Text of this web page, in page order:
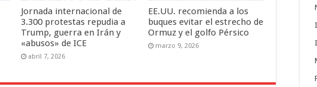
Jornada internacional de
3.300 protestas repudia a
Trump, guerra en Irán y
«abusos» de ICE
abril 7, 2026
EE.UU. recomienda a los
buques evitar el estrecho de
Ormuz y el golfo Pérsico
marzo 9, 2026